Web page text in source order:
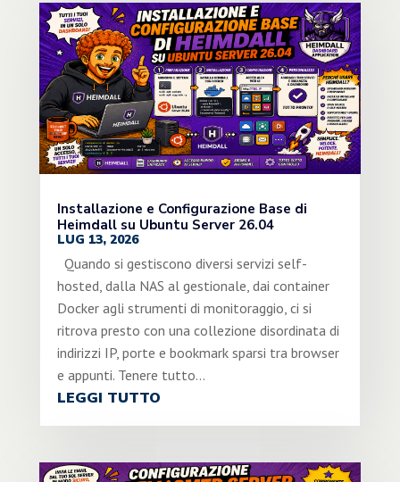
Installazione e Configurazione Base di
Heimdall su Ubuntu Server 26.04
LUG 13, 2026
Quando si gestiscono diversi servizi self-
hosted, dalla NAS al gestionale, dai container
Docker agli strumenti di monitoraggio, ci si
ritrova presto con una collezione disordinata di
indirizzi IP, porte e bookmark sparsi tra browser
e appunti. Tenere tutto...
LEGGI TUTTO